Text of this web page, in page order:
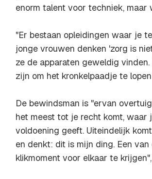
enorm talent voor techniek,
"Er bestaan opleidingen waar je
jonge vrouwen denken 'zorg is
ze de apparaten geweldig
zijn om het kronkelpaadje te
De bewindsman is "ervan
het meest tot je recht komt, waar
voldoening geeft. Uiteindelijk
en denkt: dit is mijn ding. Een
klikmoment voor elkaar te